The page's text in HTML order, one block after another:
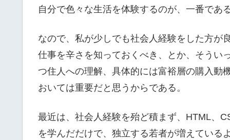
自分で色々な生活を体験するのが、一番であ
なので、私が少しでも社会人経験をした方が
仕事を辛さを知っておくべき、とか、そうい
つ住人への理解、具体的には富裕層の購入動
おいては重要だと思うからである。
最近は、社会人経験を殆ど積まず、HTML、
を学んだだけで、独立する若者が増えている